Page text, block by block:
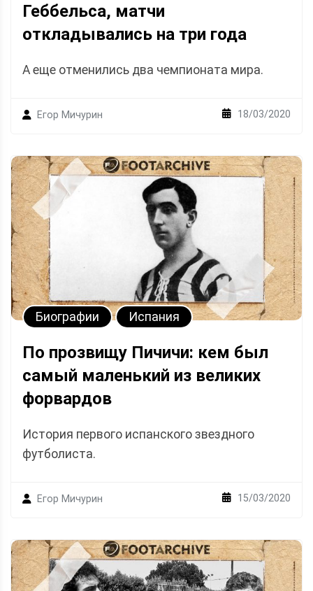
Геббельса, матчи
откладывались на три года
А еще отменились два чемпионата мира.
Егор Мичурин 18/03/2020
Биографии Испания
По прозвищу Пичичи: кем был
самый маленький из великих
форвардов
История первого испанского звездного
футболиста.
Егор Мичурин 15/03/2020